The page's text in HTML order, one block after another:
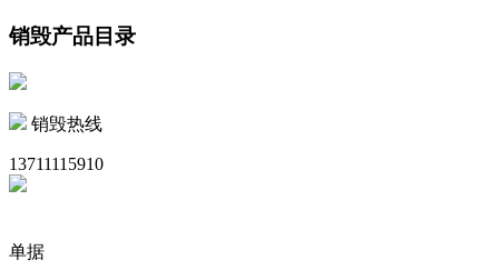
销毁产品目录
销毁热线
13711115910
单据